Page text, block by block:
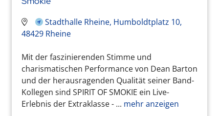
Stadthalle Rheine, Humboldtplatz 10,
48429 Rheine
Mit der faszinierenden Stimme und
charismatischen Performance von Dean Barton
und der herausragenden Qualität seiner Band-
Kollegen sind SPIRIT OF SMOKIE ein Live-
Erlebnis der Extraklasse - ... mehr anzeigen